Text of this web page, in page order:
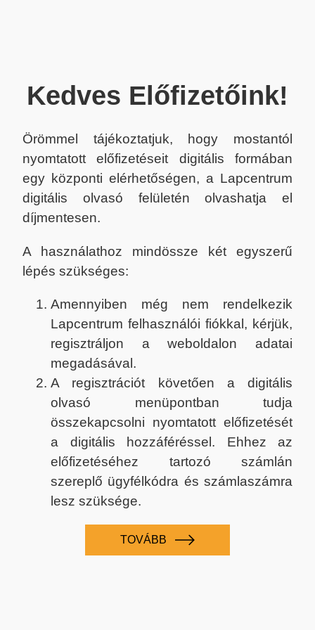
Kedves Előfizetőink!
Örömmel tájékoztatjuk, hogy mostantól
nyomtatott előfizetéseit digitális formában
egy központi elérhetőségen, a Lapcentrum
digitális olvasó felületén olvashatja el
díjmentesen.
A használathoz mindössze két egyszerű
lépés szükséges:
Amennyiben még nem rendelkezik
Lapcentrum felhasználói fiókkal, kérjük,
regisztráljon a weboldalon adatai
megadásával.
A regisztrációt követően a digitális
olvasó menüpontban tudja
összekapcsolni nyomtatott előfizetését
a digitális hozzáféréssel. Ehhez az
előfizetéséhez tartozó számlán
szereplő ügyfélkódra és számlaszámra
lesz szüksége.
TOVÁBB